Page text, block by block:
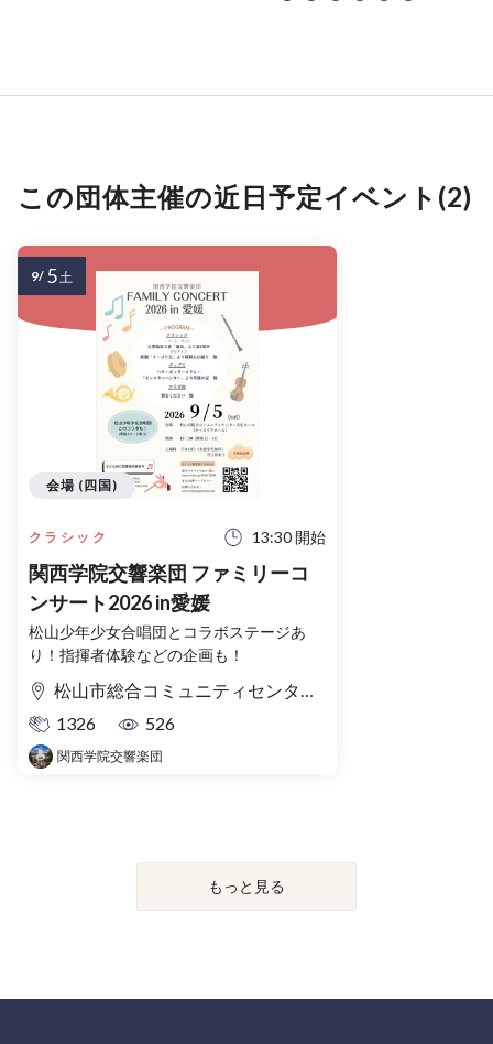
この団体主催の近日予定イベント(2)
クラシック 13:30 開始
関西学院交響楽団 ファミリーコ
ンサート2026 in愛媛
松山少年少女合唱団とコラボステージあ
り！指揮者体験などの企画も！
松山市総合コミュニティセンター 文化ホール(キャメリアホール)
1326
526
関西学院交響楽団
会場 (四国)
9/ 5土
もっと見る